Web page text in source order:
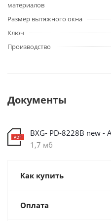
материалов
Размер вытяжного окна
Ключ
Производство
Документы
BXG- PD-8228В new -
1,7 мб
Как купить
Оплата